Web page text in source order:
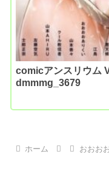
comicアンスリウム
dmmmg_3679
ホーム おおお